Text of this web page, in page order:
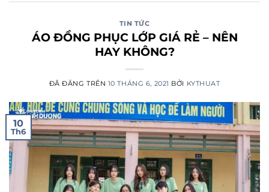
TIN TỨC
ÁO ĐỒNG PHỤC LỚP GIÁ RẺ – NÊN
HAY KHÔNG?
ĐÃ ĐĂNG TRÊN 10 THÁNG 6, 2021 BỞI KYTHUAT
10
Th6